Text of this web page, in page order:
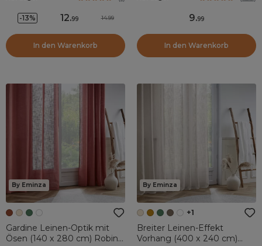
-13% 12.99 14.99
In den Warenkorb
9.99
In den Warenkorb
By Eminza
Gardine Leinen-Optik mit
Ösen (140 x 280 cm) Robin
By Eminza
+1
Breiter Leinen-Effekt
Vorhang (400 x 240 cm)